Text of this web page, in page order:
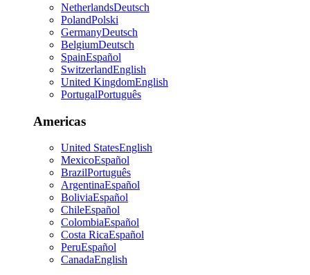
NetherlandsDeutsch
PolandPolski
GermanyDeutsch
BelgiumDeutsch
SpainEspañol
SwitzerlandEnglish
United KingdomEnglish
PortugalPortuguês
Americas
United StatesEnglish
MexicoEspañol
BrazilPortuguês
ArgentinaEspañol
BoliviaEspañol
ChileEspañol
ColombiaEspañol
Costa RicaEspañol
PeruEspañol
CanadaEnglish